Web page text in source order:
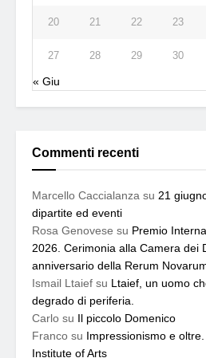
20 21 22 23
27 28 29 30
« Giu
Commenti recenti
Marcello Caccialanza su 21
dipartite ed eventi
Rosa Genovese su Premio
2026. Cerimonia alla Camera dei
anniversario della Rerum
Ismail Ltaief su Ltaief, un uomo
degrado di periferia.
Carlo su Il piccolo Domenico
Franco su Impressionismo e
Institute of Arts